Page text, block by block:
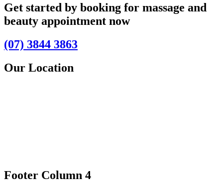
Get started by booking for massage and
beauty appointment now
(07) 3844 3863
Our Location
Footer Column 4